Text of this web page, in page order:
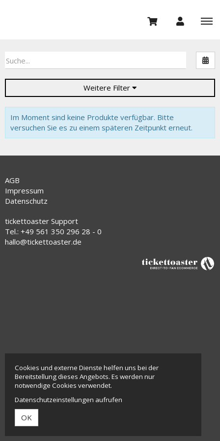
Weitere Filter
Im Moment sind keine Produkte verfügbar. Bitte
versuchen Sie es zu einem späteren Zeitpunkt erneut.
AGB
Impressum
Datenschutz
tickettoaster Support
Tel.: +49 561 350 296 28 - 0
hallo@tickettoaster.de
Cookies und externe Dienste helfen uns bei der
Bereitstellung dieses Angebots. Es werden nur
notwendige Cookies verwendet.
Datenschutzeinstellungen aufrufen
OK